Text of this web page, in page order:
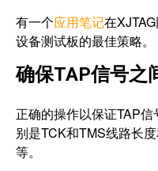
有一个应用笔记在
设备测试板的最佳策略。
确保TAP信号之
正确的操作以保证TAP
别是TCK和TMS线路长
等。